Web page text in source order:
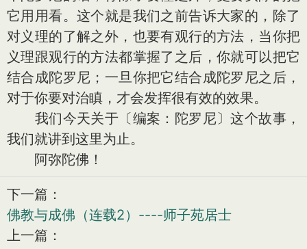
它用用看。这个就是我们之前告诉大家的，除了
对义理的了解之外，也要有观行的方法，当你把
义理跟观行的方法都掌握了之后，你就可以把它
结合成陀罗尼；一旦你把它结合成陀罗尼之后，
对于你要对治瞋，才会发挥很有效的效果。
我们今天关于〔编案：陀罗尼〕这个故事，
我们就讲到这里为止。
阿弥陀佛！
下一篇：
佛教与成佛（连载2）----师子苑居士
上一篇：